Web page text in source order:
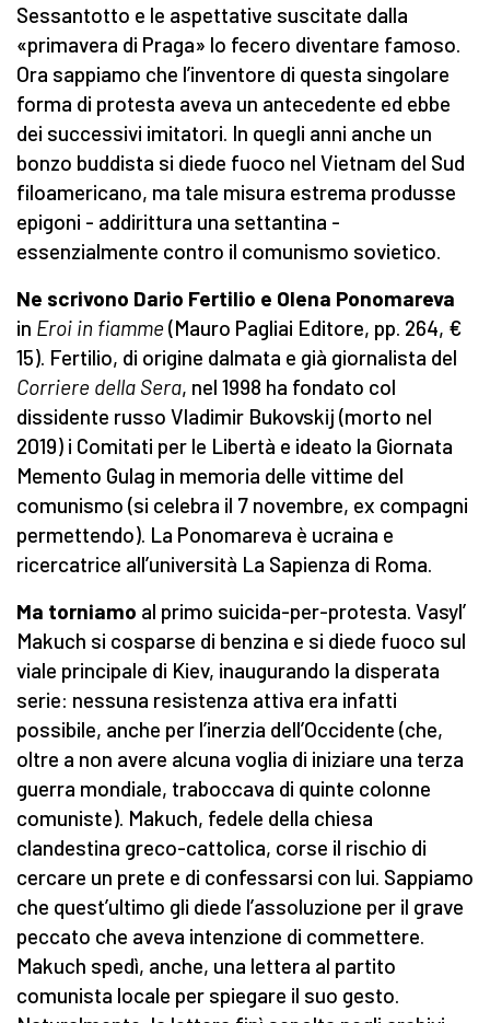
Sessantotto e le aspettative suscitate dalla
«primavera di Praga» lo fecero diventare famoso.
Ora sappiamo che l’inventore di questa singolare
forma di protesta aveva un antecedente ed ebbe
dei successivi imitatori. In quegli anni anche un
bonzo buddista si diede fuoco nel Vietnam del Sud
filoamericano, ma tale misura estrema produsse
epigoni - addirittura una settantina -
essenzialmente contro il comunismo sovietico.
Ne scrivono Dario Fertilio e Olena Ponomareva
in Eroi in fiamme(Mauro Pagliai Editore, pp. 264, €
15). Fertilio, di origine dalmata e già giornalista del
Corriere della Sera, nel 1998 ha fondato col
dissidente russo Vladimir Bukovskij (morto nel
2019) i Comitati per le Libertà e ideato la Giornata
Memento Gulag in memoria delle vittime del
comunismo (si celebra il 7 novembre, ex compagni
permettendo). La Ponomareva è ucraina e
ricercatrice all’università La Sapienza di Roma.
Ma torniamo al primo suicida-per-protesta. Vasyl’
Makuch si cosparse di benzina e si diede fuoco sul
viale principale di Kiev, inaugurando la disperata
serie: nessuna resistenza attiva era infatti
possibile, anche per l’inerzia dell’Occidente (che,
oltre a non avere alcuna voglia di iniziare una terza
guerra mondiale, traboccava di quinte colonne
comuniste). Makuch, fedele della chiesa
clandestina greco-cattolica, corse il rischio di
cercare un prete e di confessarsi con lui. Sappiamo
che quest’ultimo gli diede l’assoluzione per il grave
peccato che aveva intenzione di commettere.
Makuch spedì, anche, una lettera al partito
comunista locale per spiegare il suo gesto.